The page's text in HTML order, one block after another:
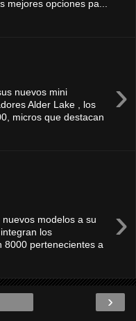
mejores opciones pa...
›
nuevos mini
Alder Lake , los
micros que destacan
›
modelos a su
los
8000 pertenecientes a
›